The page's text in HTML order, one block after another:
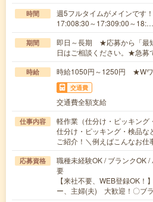
時間
週5フルタイムがメインです
17:008:30～17:309:00～18:…
期間
即日～長期 ★応募から「最
日はご相談ください。★急募
時給 時給1050円～1250円 ★W
交通費
交通費全額支給
仕事内容
軽作業（仕分け・ピッキング
仕分け・ピッキング・検品な
ご紹介！＼例えばこんなお
応募資格
職種未経験OK / ブランクOK
要
【来社不要、WEB登録OK！
ー、主婦(夫) 大歓迎！〇ブ